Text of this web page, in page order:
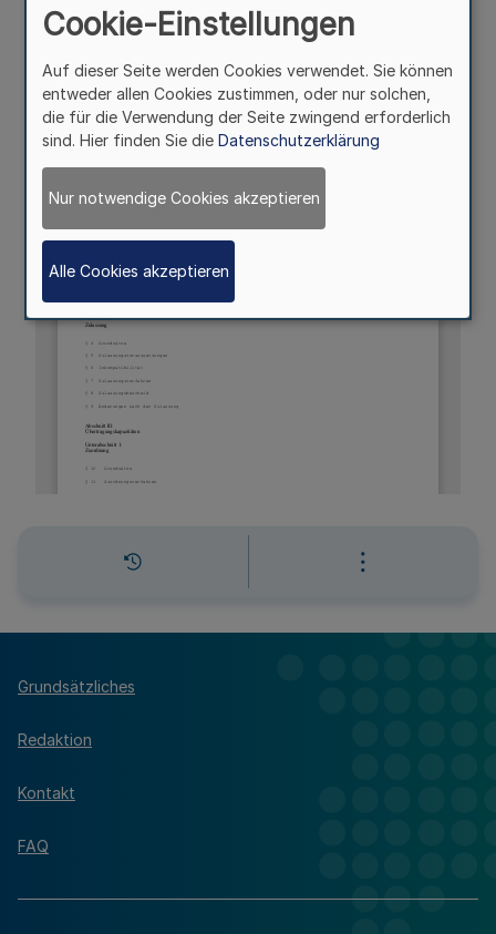
Grundsätzliches
Redaktion
Kontakt
FAQ
Cookie-Einstellungen
Auf dieser Seite werden Cookies verwendet. Sie können
entweder allen Cookies zustimmen, oder nur solchen,
die für die Verwendung der Seite zwingend erforderlich
sind. Hier finden Sie die Datenschutzerklärung
Nur notwendige Cookies akzeptieren
Alle Cookies akzeptieren